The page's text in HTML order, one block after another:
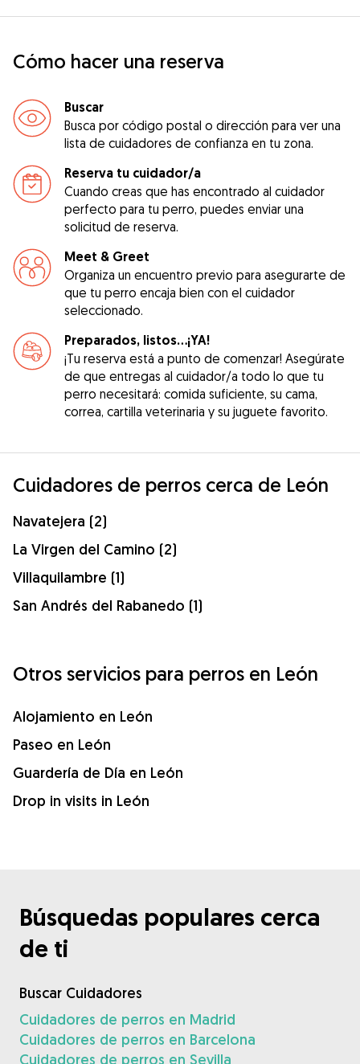
Cómo hacer una reserva
Buscar
Busca por código postal o dirección para ver una
lista de cuidadores de confianza en tu zona.
Reserva tu cuidador/a
Cuando creas que has encontrado al cuidador
perfecto para tu perro, puedes enviar una
solicitud de reserva.
Meet & Greet
Organiza un encuentro previo para asegurarte de
que tu perro encaja bien con el cuidador
seleccionado.
Preparados, listos...¡YA!
¡Tu reserva está a punto de comenzar! Asegúrate
de que entregas al cuidador/a todo lo que tu
perro necesitará: comida suficiente, su cama,
correa, cartilla veterinaria y su juguete favorito.
Cuidadores de perros cerca de León
Navatejera (2)
La Virgen del Camino (2)
Villaquilambre (1)
San Andrés del Rabanedo (1)
Otros servicios para perros en León
Alojamiento en León
Paseo en León
Guardería de Día en León
Drop in visits in León
Búsquedas populares cerca
de ti
Buscar Cuidadores
Cuidadores de perros en Madrid
Cuidadores de perros en Barcelona
Cuidadores de perros en Sevilla